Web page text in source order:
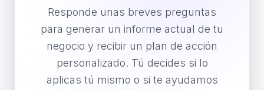
Responde unas breves preguntas
para generar un informe actual de tu
negocio y recibir un plan de acción
personalizado. Tú decides si lo
aplicas tú mismo o si te ayudamos